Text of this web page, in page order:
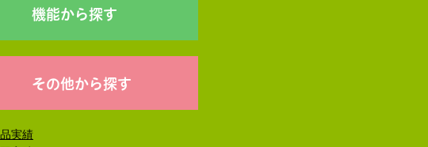
機能から探す
その他から探す